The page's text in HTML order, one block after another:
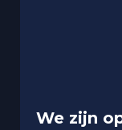
We zijn